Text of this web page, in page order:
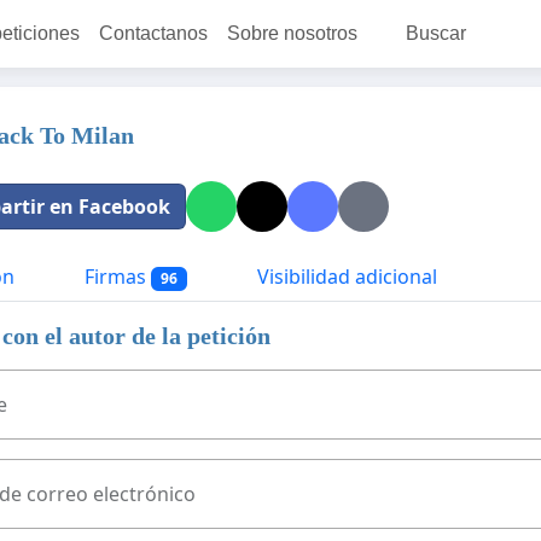
Contactanos Sobre nosotros Buscar
To Milan
en Facebook
Firmas 96 Visibilidad adicional
el autor de la petición
correo electrónico